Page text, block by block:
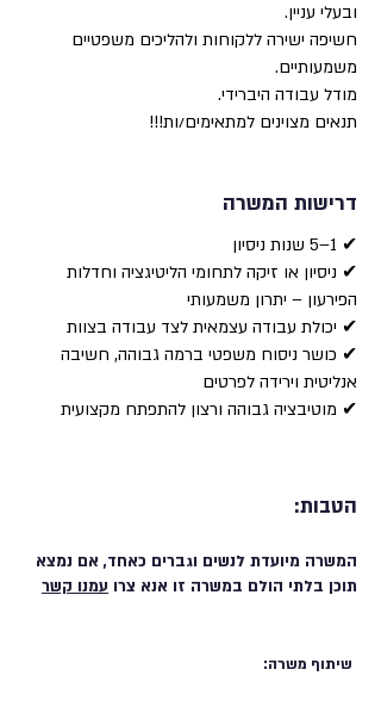
ובעלי עניין.
חשיפה ישירה ללקוחות ולהליכים משפטיים
משמעותיים.
מודל עבודה היברידי.
תנאים מצוינים למתאימים/ות!!!
דרישות המשרה
✔ 1–5 שנות ניסיון
✔ ניסיון או זיקה לתחומי הליטיגציה וחדלות
הפירעון – יתרון משמעותי
✔ יכולת עבודה עצמאית לצד עבודה בצוות
✔ כושר ניסוח משפטי ברמה גבוהה, חשיבה
אנליטית וירידה לפרטים
✔ מוטיבציה גבוהה ורצון להתפתח מקצועית
הטבות:
המשרה מיועדת לנשים וגברים כאחד, אם נמצא
תוכן בלתי הולם במשרה זו אנא צרו עמנו קשר
שיתוף משרה: